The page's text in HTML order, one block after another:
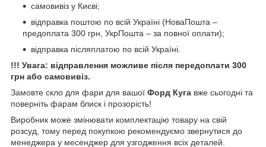
самовивіз у Києві;
відправка поштою по всій Україні (НоваПошта –
предоплата 300 грн, УкрПошта – за повної оплати);
відправка післяплатою по всій Україні.
!!! Увага: відправлення можливе після передоплати 300
грн або самовивіз.
Замовте скло для фари для вашої Форд Куга вже сьогодні та
поверніть фарам блиск і прозорість!
Виробник може змінювати комплектацію товару на свій
розсуд, тому перед покупкою рекомендуємо звернутися до
менеджера у месенджер для узгодження всіх деталей.